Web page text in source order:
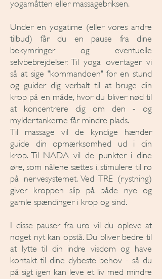
yogamåtten eller massagebriksen.
Under en yogatime (eller vores andre
tilbud) får du en pause fra dine
bekymringer og eventuelle
selvbebrejdelser. Til yoga overtager vi
så at sige "kommandoen" for en stund
og guider dig verbalt til at bruge din
krop på en måde, hvor du bliver nød til
at koncentrere dig om den - og
myldertankerne får mindre plads.
Til massage vil de kyndige hænder
guide din opmærksomhed ud i din
krop. Til NADA vil de punkter i dine
øre, som nålene sættes i, stimulere til ro
på nervesystemet. Ved TRE (rystning)
giver kroppen slip på både nye og
gamle spændinger i krop og sind.
I disse pauser fra uro vil du opleve at
noget nyt kan opstå. Du bliver bedre til
at lytte til din indre visdom og have
kontakt til dine dybeste behov - så du
på sigt igen kan leve et liv med mindre